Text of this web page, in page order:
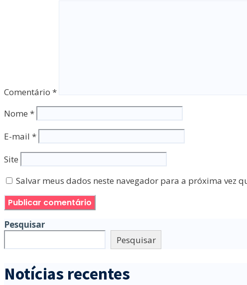
Comentário *
Nome *
E-mail *
Site
Salvar meus dados neste navegador para a próxima vez
Pesquisar
Pesquisar
Notícias recentes